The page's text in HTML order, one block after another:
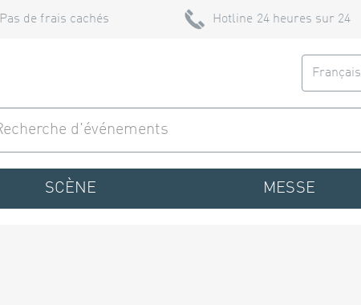
Pas de frais cachés Hotline 24 heures sur 24
Français
SCÈNE MESSE